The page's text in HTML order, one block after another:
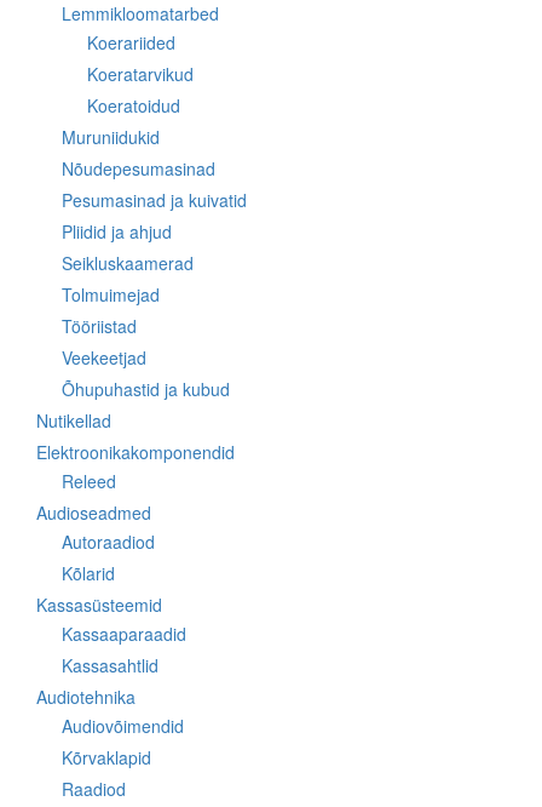
Lemmikloomatarbed
Koerariided
Koeratarvikud
Koeratoidud
Muruniidukid
Nõudepesumasinad
Pesumasinad ja kuivatid
Pliidid ja ahjud
Seikluskaamerad
Tolmuimejad
Tööriistad
Veekeetjad
Õhupuhastid ja kubud
Nutikellad
Elektroonikakomponendid
Releed
Audioseadmed
Autoraadiod
Kõlarid
Kassasüsteemid
Kassaaparaadid
Kassasahtlid
Audiotehnika
Audiovõimendid
Kõrvaklapid
Raadiod